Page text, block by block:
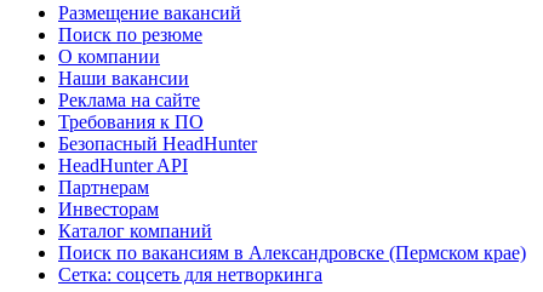
Размещение вакансий
Поиск по резюме
О компании
Наши вакансии
Реклама на сайте
Требования к ПО
Безопасный HeadHunter
HeadHunter API
Партнерам
Инвесторам
Каталог компаний
Поиск по вакансиям в Александровске (Пермском крае)
Сетка: соцсеть для нетворкинга